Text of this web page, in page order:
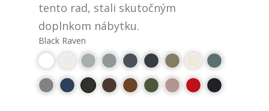
tento rad, stali skutočným
doplnkom nábytku.
Black Raven